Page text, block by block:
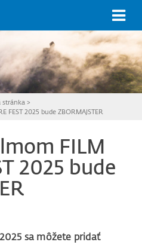
stránka >
FEST 2025 bude ZBORMAJSTER
FILM
2025 bude
sa môžete pridať